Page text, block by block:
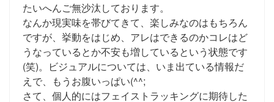
たいへんご無沙汰しております。
なんか現実味を帯びてきて、楽しみなのはもちろん
ですが、挙動をはじめ、アレはできるのかコレはど
うなっているとか不安も増しているという状態です
(笑)。ビジュアルについては、いま出ている情報だ
えで、もうお腹いっぱい(^^;
さて、個人的にはフェイストラッキングに期待した